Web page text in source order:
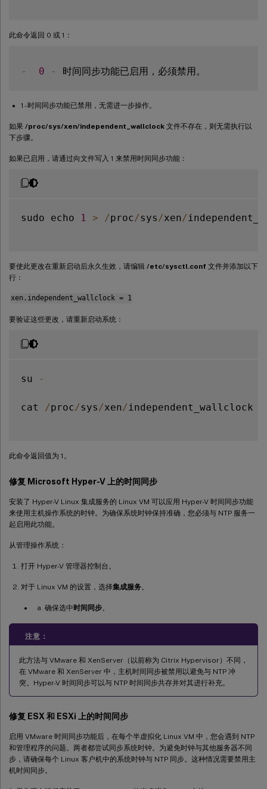
此命令返回 0 或 1：
- 0 -
1 - 时间同步功能已禁用，无需进一步操作。
如果 /proc/sys/xen/independent_wallclock 文件不存在，则无需执行以
下步骤。
如果已启用，请通过向文件写入 1 来禁用时间同步功能：
sudo echo 1 > /proc/sys /xen/
要使此更改在重新启动后永久生效，请编辑 /etc/sysctl.conf 文件并添加以下
行：
xen.independent_wallclock = 1
要验证这些更改，请重新启动系统：
su -
cat /proc/sys /xen/ independent_wallclock
此命令返回值为 1。
修复 Microsoft Hyper-V 上的时间同步
安装了 Hyper-V Linux 集成服务的 Linux VM 可以应用 Hyper-V 时间同步功能
来使用主机操作系统的时钟。为确保系统时钟保持准确，您必须与 NTP 服务一
起启用此功能。
从管理操作系统：
打开 Hyper-V 管理器控制台。
对于 Linux VM 的设置，选择集成服务。
确保选中时间同步。
注意：
此方法与 VMware 和 XenServer（以前称为 Citrix Hypervisor）不同，
在 VMware 和 XenServer 中，主机时间同步被禁用以避免与 NTP 冲
突。Hyper-V 时间同步可以与 NTP 时间同步共存并对其进行补充。
修复 ESX 和 ESXi 上的时间同步
启用 VMware 时间同步功能后，在每个半虚拟化 Linux VM 中，您会遇到 NTP
和管理程序的问题。两者都尝试同步系统时钟。为避免时钟与其他服务器不同
步，请确保每个 Linux 客户机中的系统时钟与 NTP 同步。这种情况需要禁用主
机时间同步。